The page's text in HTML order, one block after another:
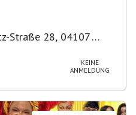
Straße 28, 04107
KEINE
ANMELDUNG